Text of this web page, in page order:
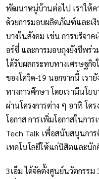
พัฒนาหมู่บ้านต่อไป เราให้
ด้วยการมอบผลิตภัณฑ์และเ
บางในสังคม เช่น การบริจา
อร์ซี่ และการมอบถุงยังชีพร่
ได้รับผลกระทบทางเศรษฐกิ
ของโควิด-19 นอกจากนี้ เรา
ทางการศึกษา โดยเรามีนโย
ผ่านโครงการต่าง ๆ อาทิ โค
โอกาส การเพิ่มโอกาสในการ
Tech Talk เพื่อสนับสนุนกา
เทคโนโลยีให้แก่นิสิตและนั
3เอ็ม ได้จัดตั้งศูนย์นวัตกรรม